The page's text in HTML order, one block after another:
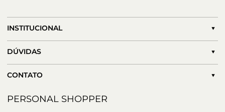
INSTITUCIONAL
DÚVIDAS
CONTATO
PERSONAL SHOPPER